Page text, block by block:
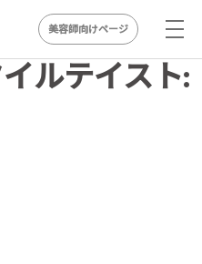
美容師向けページ
ルテイスト: